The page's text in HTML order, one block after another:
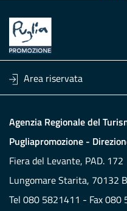
Area riservata
Agenzia Regionale del
Pugliapromozione -
Fiera del Levante, PAD. 172
Lungomare Starita, 70132
Tel 080 5821411 - Fax 080